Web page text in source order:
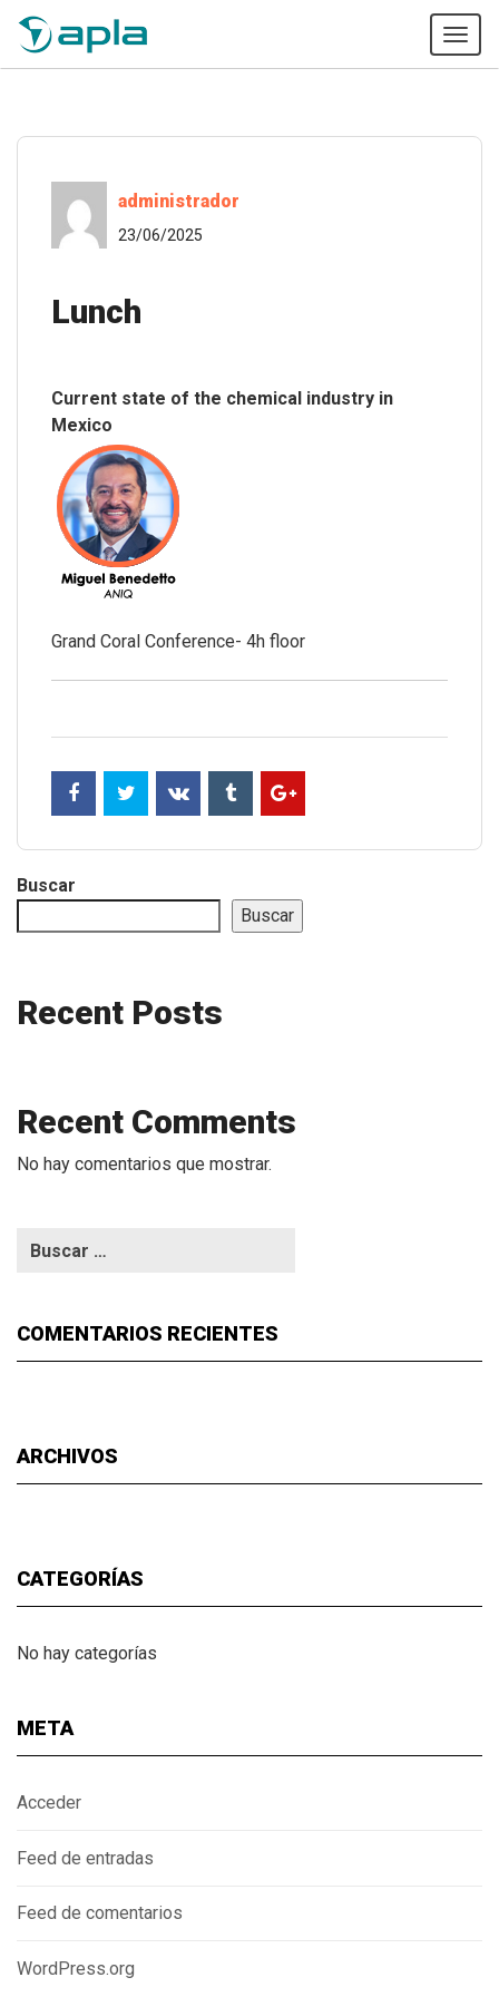
administrador
23/06/2025
Lunch
Current state of the chemical industry in
Mexico
Grand Coral Conference- 4h floor
Buscar
Buscar
Recent Posts
Recent Comments
No hay comentarios que mostrar.
COMENTARIOS RECIENTES
ARCHIVOS
CATEGORÍAS
No hay categorías
META
Acceder
Feed de entradas
Feed de comentarios
WordPress.org